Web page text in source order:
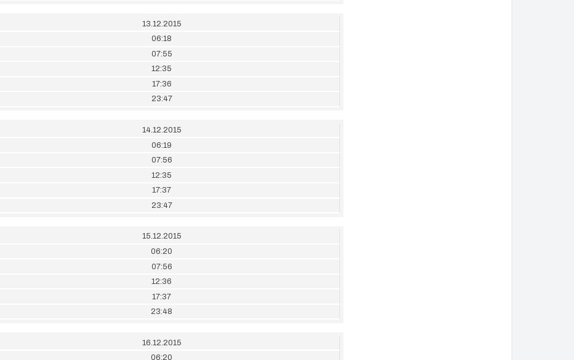
13.12.2015
06:18
07:55
12:35
17:36
23:47
14.12.2015
06:19
07:56
12:35
17:37
23:47
15.12.2015
06:20
07:56
12:36
17:37
23:48
16.12.2015
06:20